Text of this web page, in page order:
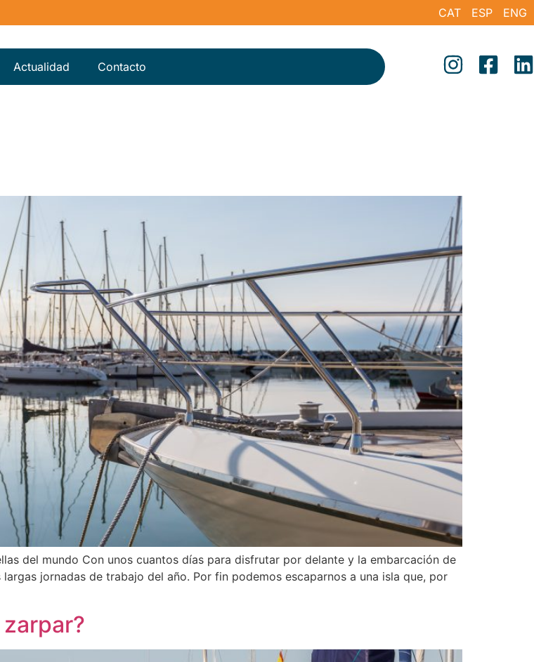
CAT ESP ENG
Actualidad Contacto
del mundo Con unos cuantos días para disfrutar por delante y la embarcación de
jornadas de trabajo del año. Por fin podemos escaparnos a una isla que, por